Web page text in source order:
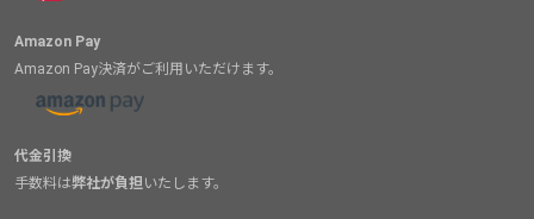
Amazon Pay
Amazon Pay決済がご利用いただけます。
代金引換
手数料は弊社が負担いたします。